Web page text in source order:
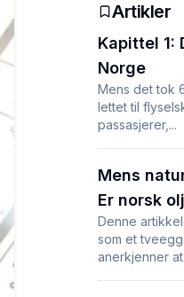
Artikler
Kapittel 1:
Norge
Mens det tok
lettet til
passasjerer,...
Mens
Er norsk
Denne
som et
anerkjenner